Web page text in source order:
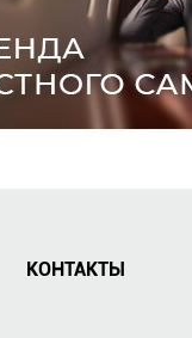
КОНТАКТЫ